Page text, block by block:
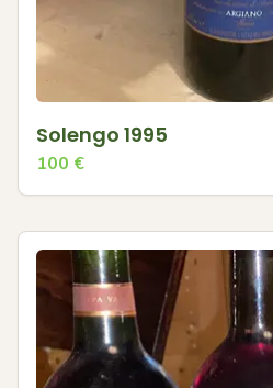
Solengo 1995
100 €